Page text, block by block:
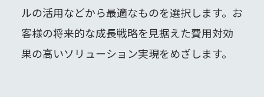
ルの活用などから最適なものを選択します。お
客様の将来的な成長戦略を見据えた費用対効
果の高いソリューション実現をめざします。